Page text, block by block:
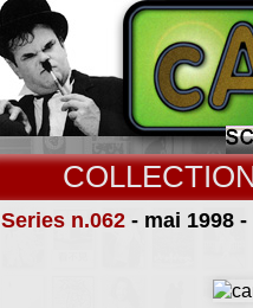
COLLECT
Series n.062- mai 1998 -